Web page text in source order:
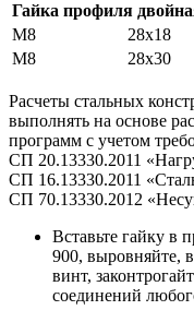
Гайка профиля
М8
28х18
М8
28х30
Расчеты стальных
выполнять на основе
программ с учетом
СП 20.13330.2011
СП 16.13330.2011
СП 70.13330.2012
Вставьте гайку в
900, выровняйте,
винт,
соединений